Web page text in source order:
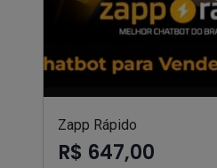
Zapp Rápido
R$ 647,00